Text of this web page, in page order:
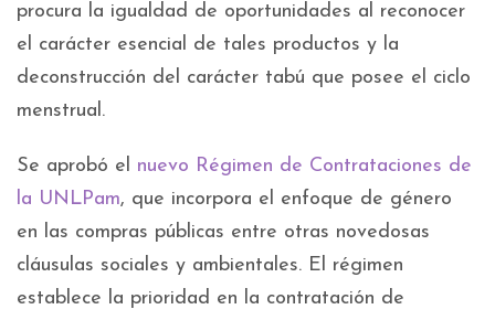
procura la igualdad de oportunidades al reconocer
el carácter esencial de tales productos y la
deconstrucción del carácter tabú que posee el ciclo
menstrual.
Se aprobó el nuevo Régimen de Contrataciones de
la UNLPam, que incorpora el enfoque de género
en las compras públicas entre otras novedosas
cláusulas sociales y ambientales. El régimen
establece la prioridad en la contratación de